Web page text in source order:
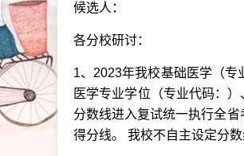
候选人：
各分校研讨：
1、2023年我校基础医学（专
医学专业学位（专业代码：
分数线进入复试统一执行全
得分线。 我校不自主设定分数